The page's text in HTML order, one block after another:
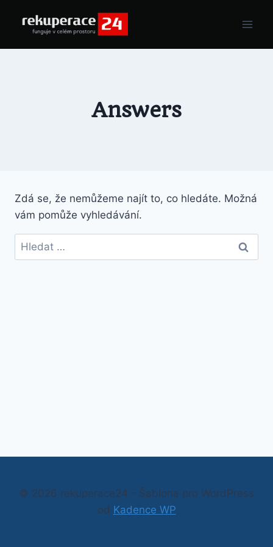
Answers
Zdá se, že nemůžeme najít to, co hledáte. Možná
vám pomůže vyhledávání.
© 2026 rekuperace24 - Šablona pro WordPress
od Kadence WP